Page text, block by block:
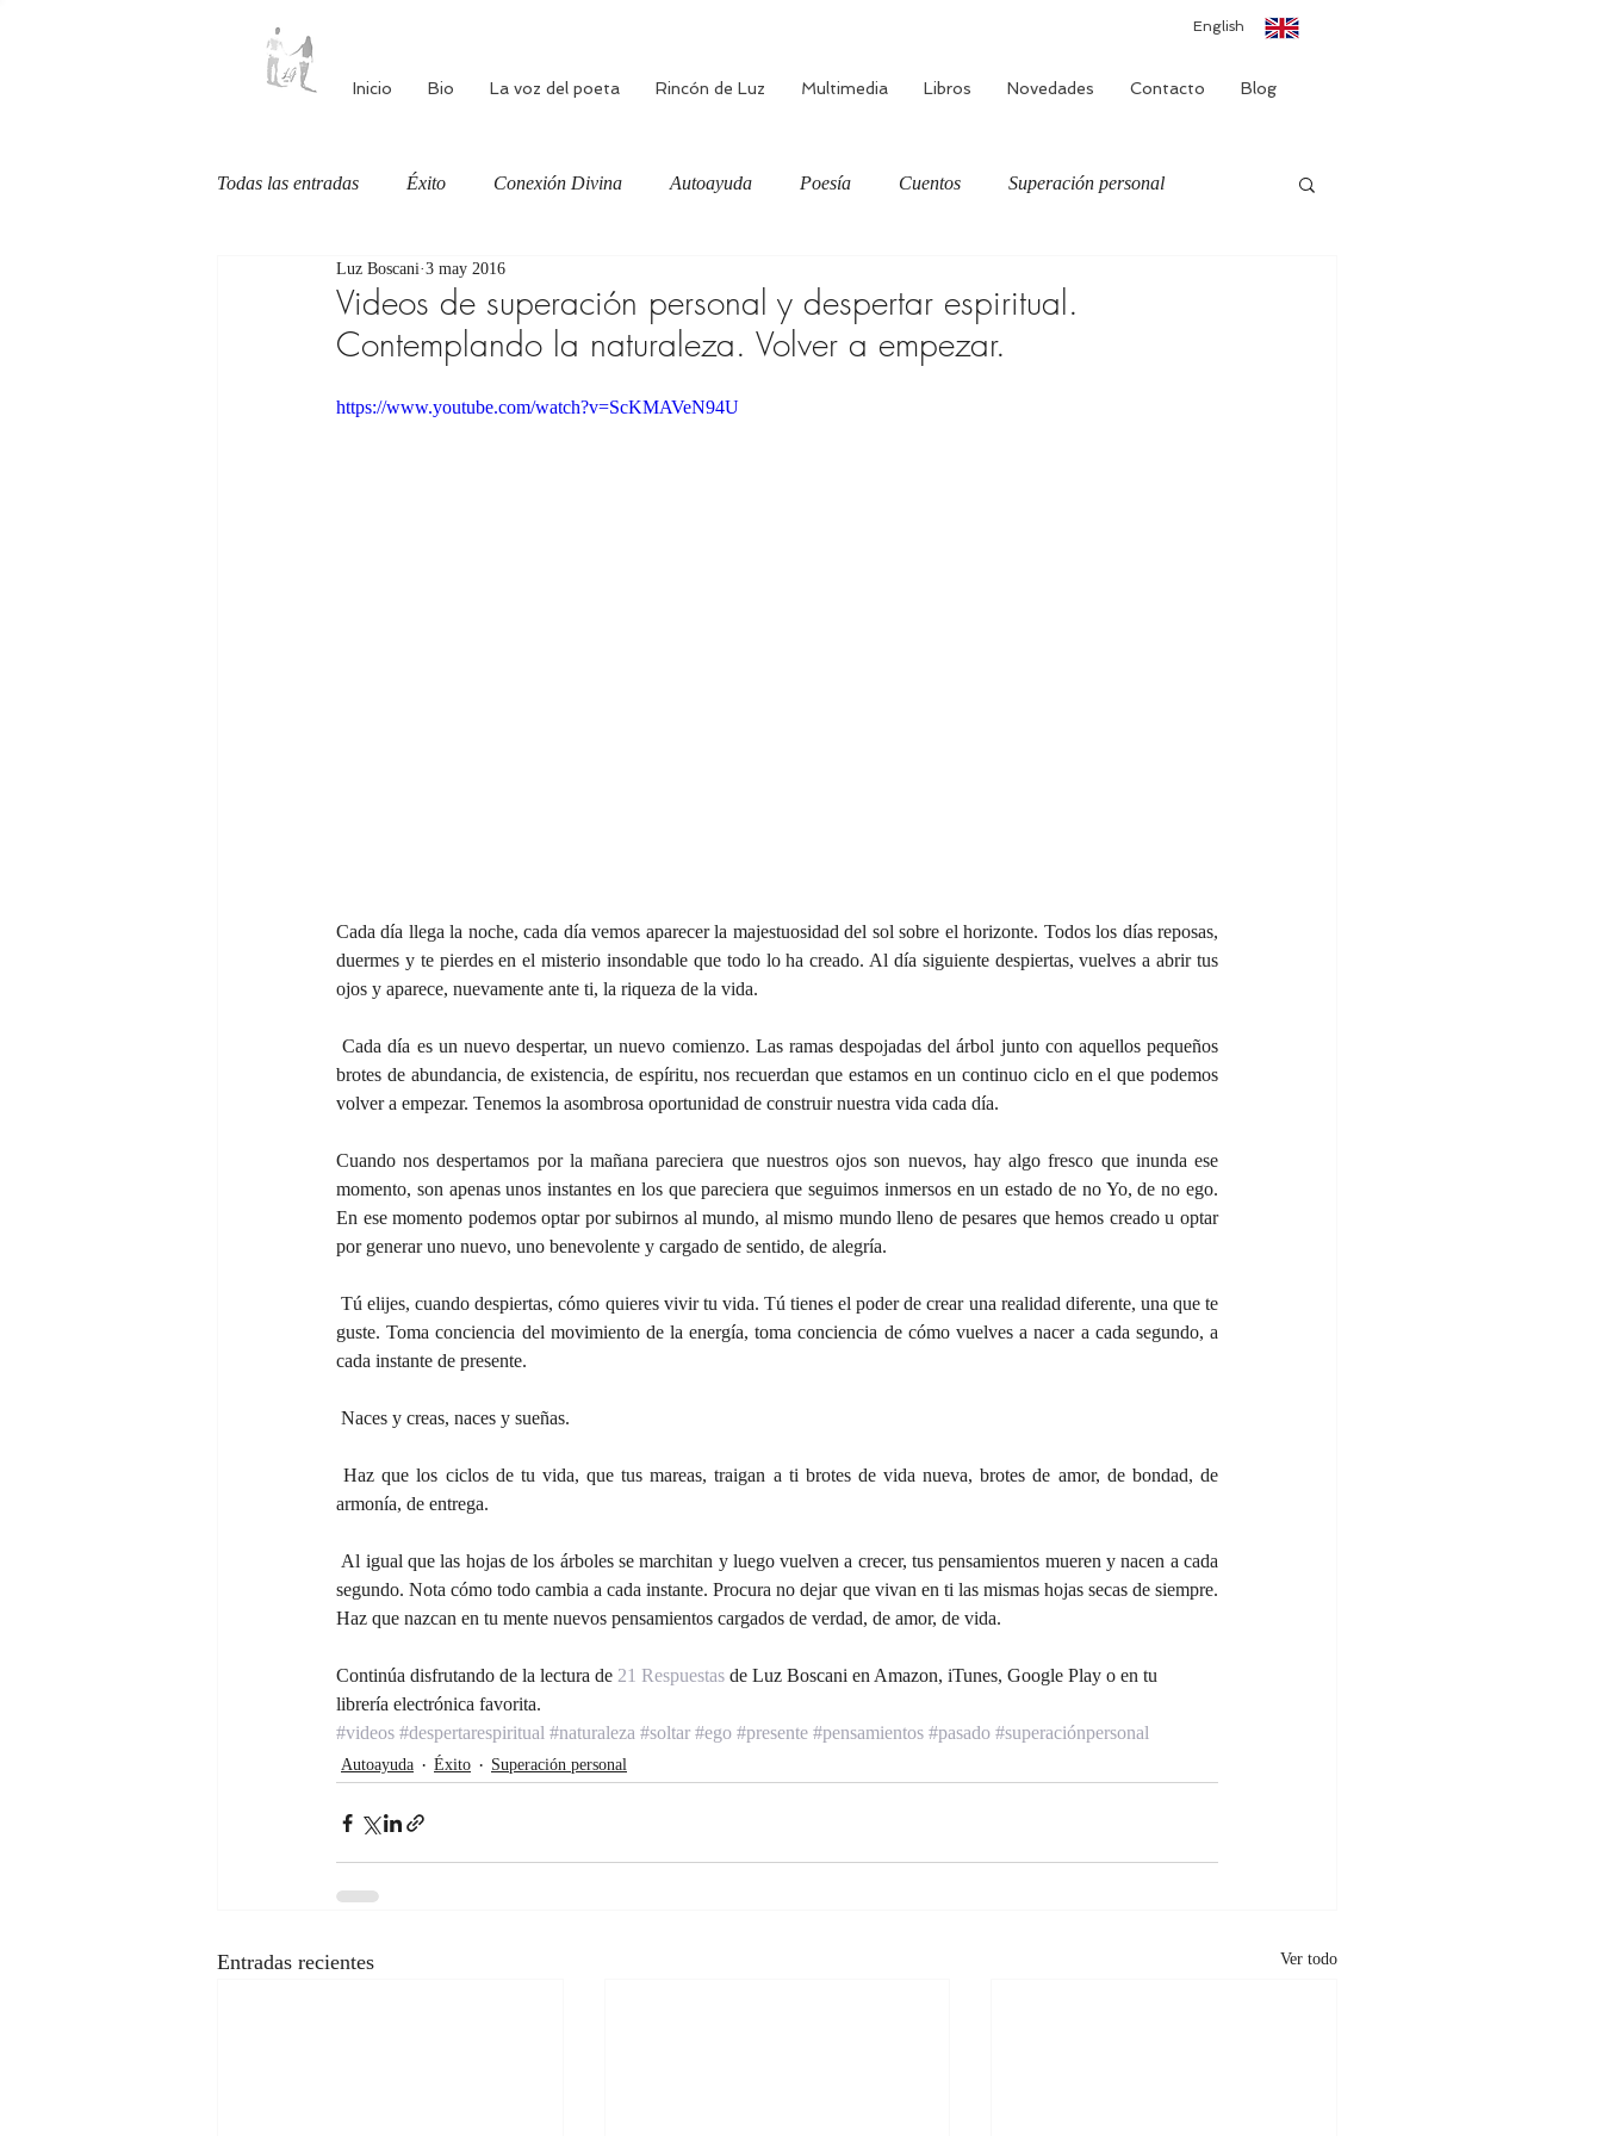
English
Inicio Bio La voz del poeta Rincón de Luz Multimedia Libros Novedades Contacto Blog
Todas las entradas Éxito Conexión Divina Autoayuda Poesía Cuentos Superación personal
Autoestima Alimentación consciente
Videos de superación personal y despertar espiritual.
Contemplando la naturaleza. Volver a empezar.
Luz Boscani 3 may 2016
https://www.youtube.com/watch?v=ScKMAVeN94U
Cada día llega la noche, cada día vemos aparecer la majestuosidad del sol sobre el horizonte. Todos los días reposas,
duermes y te pierdes en el misterio insondable que todo lo ha creado. Al día siguiente despiertas, vuelves a abrir tus
ojos y aparece, nuevamente ante ti, la riqueza de la vida.
Cada día es un nuevo despertar, un nuevo comienzo. Las ramas despojadas del árbol junto con aquellos pequeños
brotes de abundancia, de existencia, de espíritu, nos recuerdan que estamos en un continuo ciclo en el que podemos
volver a empezar. Tenemos la asombrosa oportunidad de construir nuestra vida cada día.
Cuando nos despertamos por la mañana pareciera que nuestros ojos son nuevos, hay algo fresco que inunda ese
momento, son apenas unos instantes en los que pareciera que seguimos inmersos en un estado de no Yo, de no ego.
En ese momento podemos optar por subirnos al mundo, al mismo mundo lleno de pesares que hemos creado u optar
por generar uno nuevo, uno benevolente y cargado de sentido, de alegría.
Tú elijes, cuando despiertas, cómo quieres vivir tu vida. Tú tienes el poder de crear una realidad diferente, una que te
guste. Toma conciencia del movimiento de la energía, toma conciencia de cómo vuelves a nacer a cada segundo, a
cada instante de presente.
Naces y creas, naces y sueñas.
Haz que los ciclos de tu vida, que tus mareas, traigan a ti brotes de vida nueva, brotes de amor, de bondad, de
armonía, de entrega.
segundo. Nota cómo todo cambia a cada instante. Procura no dejar que vivan en ti las mismas hojas secas de siempre.
Haz que nazcan en tu mente nuevos pensamientos cargados de verdad, de amor, de vida.
Continúa disfrutando de la lectura de 21 Respuestas de Luz Boscani en Amazon, iTunes, Google Play o en tu
librería electrónica favorita.
#videos #despertarespiritual #naturaleza #soltar #ego #presente #pensamientos #pasado #superaciónpersonal
Autoayuda Éxito Superación personal
Entradas recientes Ver todo